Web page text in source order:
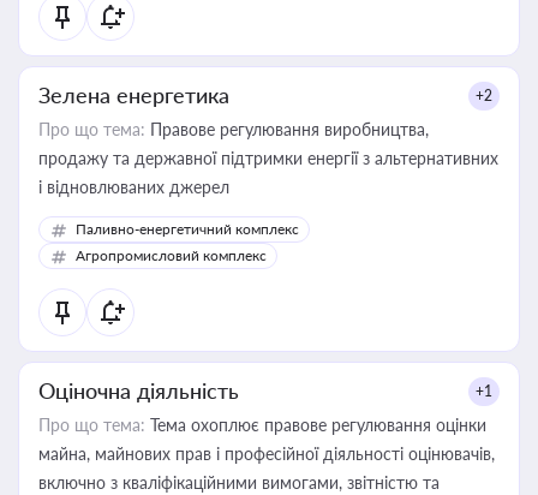
Зелена енергетика +2
Про що тема: Правове регулювання виробництва,
продажу та державної підтримки енергії з альтернативних
і відновлюваних джерел
Паливно-енергетичний комплекс
Агропромисловий комплекс
Оціночна діяльність +1
Про що тема: Тема охоплює правове регулювання оцінки
майна, майнових прав і професійної діяльності оцінювачів,
включно з кваліфікаційними вимогами, звітністю та